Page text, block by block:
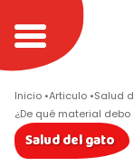
Inicio Articulo Salud
¿De qué material
Salud del gato